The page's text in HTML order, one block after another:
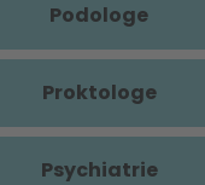
Podologe
Proktologe
Psychiatrie